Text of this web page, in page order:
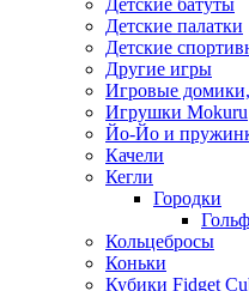
Детские батуты
Детские палатки
Детские
Другие игры
Игровые
Игрушки Mokuru
Йо-Йо и
Качели
Кегли
Городки
Гольф
Кольцебросы
Коньки
Кубики Fidget